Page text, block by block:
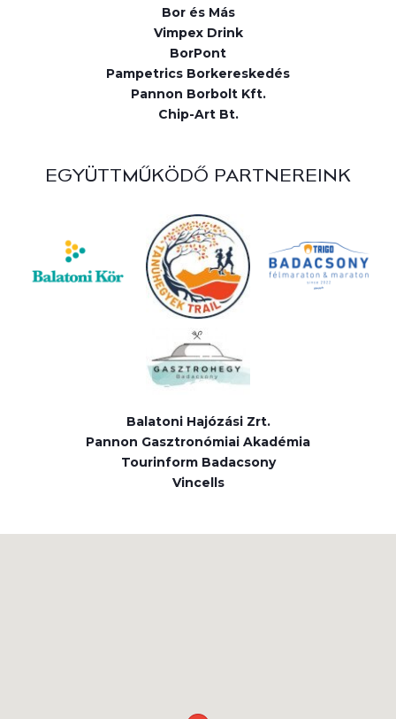
Bor és Más
Vimpex Drink
BorPont
Pampetrics Borkereskedés
Pannon Borbolt Kft.
Chip-Art Bt.
EGYÜTTMŰKÖDŐ PARTNEREINK
Balatoni Hajózási Zrt.
Pannon Gasztronómiai Akadémia
Tourinform Badacsony
Vincells